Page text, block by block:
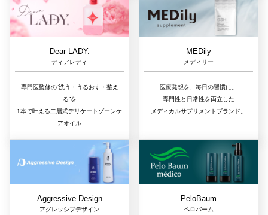
Dear LADY.
ディアレディ
専門医監修の“洗う・うるおす・整え
る”を
1本で叶える二層式デリケートゾーンケ
アオイル
MEDily
メディリー
医療発想を、毎日の習慣に。
専門性と日常性を両立した
メディカルサプリメントブランド。
Aggressive Design
アグレッシブデザイン
PeloBaum
ペロバーム